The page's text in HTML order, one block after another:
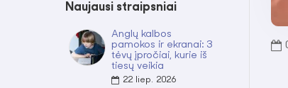
Naujausi straipsniai
Anglų kalbos
pamokos ir ekranai: 3
tėvų įpročiai, kurie iš
tiesų veikia
22 liep. 2026